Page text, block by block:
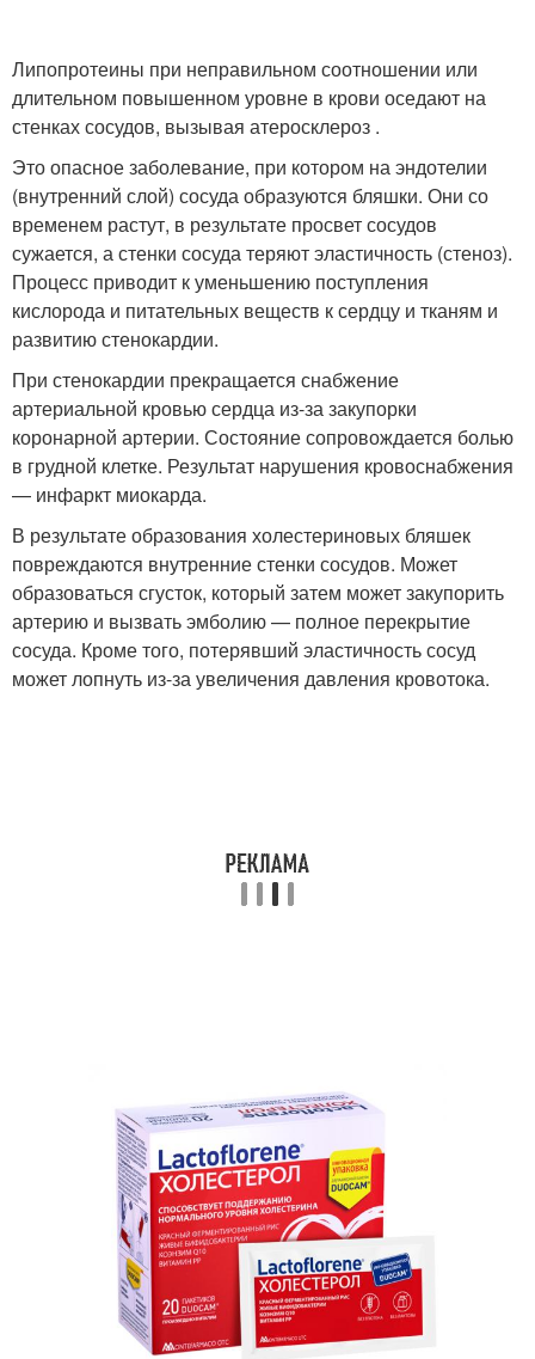
Липопротеины при неправильном соотношении или
длительном повышенном уровне в крови оседают на
стенках сосудов, вызывая атеросклероз .
Это опасное заболевание, при котором на эндотелии
(внутренний слой) сосуда образуются бляшки. Они со
временем растут, в результате просвет сосудов
сужается, а стенки сосуда теряют эластичность (стеноз).
Процесс приводит к уменьшению поступления
кислорода и питательных веществ к сердцу и тканям и
развитию стенокардии.
При стенокардии прекращается снабжение
артериальной кровью сердца из-за закупорки
коронарной артерии. Состояние сопровождается болью
в грудной клетке. Результат нарушения кровоснабжения
— инфаркт миокарда.
В результате образования холестериновых бляшек
повреждаются внутренние стенки сосудов. Может
образоваться сгусток, который затем может закупорить
артерию и вызвать эмболию — полное перекрытие
сосуда. Кроме того, потерявший эластичность сосуд
может лопнуть из-за увеличения давления кровотока.